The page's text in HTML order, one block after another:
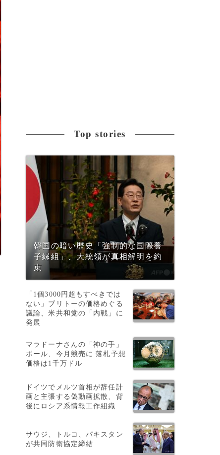
Top stories
韓国の暗い歴史「強制的な国際養
子縁組」、大統領が真相解明を約
束
「1個3000円超もすべきでは
ない」ブリトーの価格めぐる
議論、米共和党の「内戦」に
発展
マラドーナさんの「神の手」
ボール、今月競売に 落札予想
価格は1千万ドル
ドイツでメルツ首相が辞任計
画と主張する偽動画拡散、背
後にロシア系情報工作組織
サウジ、トルコ、パキスタン
が共同防衛協定締結